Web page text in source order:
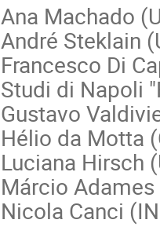
Ana Machado
André Steklain
Francesco Di
Studi di Napoli
Gustavo
Hélio da Motta
Luciana Hirsch
Márcio Adames
Nicola Canci